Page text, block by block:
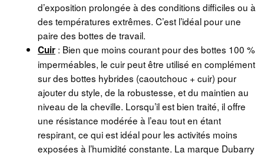
d’exposition prolongée à des conditions difficiles ou à
des températures extrêmes. C’est l’idéal pour une
paire des bottes de travail.
Cuir : Bien que moins courant pour des bottes 100 %
imperméables, le cuir peut être utilisé en complément
sur des bottes hybrides (caoutchouc + cuir) pour
ajouter du style, de la robustesse, et du maintien au
niveau de la cheville. Lorsqu’il est bien traité, il offre
une résistance modérée à l’eau tout en étant
respirant, ce qui est idéal pour les activités moins
exposées à l’humidité constante. La marque Dubarry